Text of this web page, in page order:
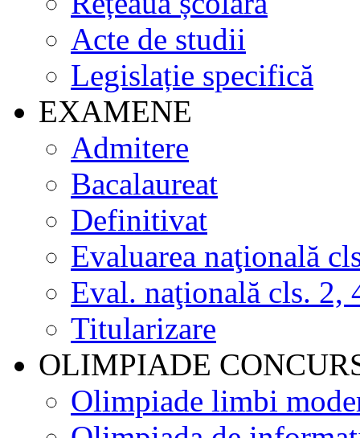
Acte de studii
Legislație specifică
EXAMENE
Admitere
Bacalaureat
Definitivat
Evaluarea naţională
Eval. naţională cls. 2,
Titularizare
OLIMPIADE
Olimpiade limbi